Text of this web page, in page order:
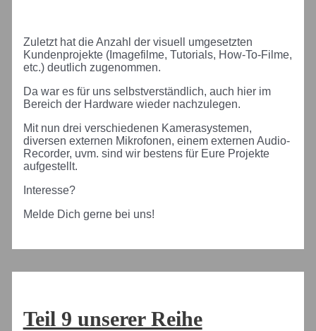
Zuletzt hat die Anzahl der visuell umgesetzten
Kundenprojekte (Imagefilme, Tutorials, How-To-Filme,
etc.) deutlich zugenommen.
Da war es für uns selbstverständlich, auch hier im
Bereich der Hardware wieder nachzulegen.
Mit nun drei verschiedenen Kamerasystemen,
diversen externen Mikrofonen, einem externen Audio-
Recorder, uvm. sind wir bestens für Eure Projekte
aufgestellt.
Interesse?
Melde Dich gerne bei uns!
Teil 9 unserer Reihe